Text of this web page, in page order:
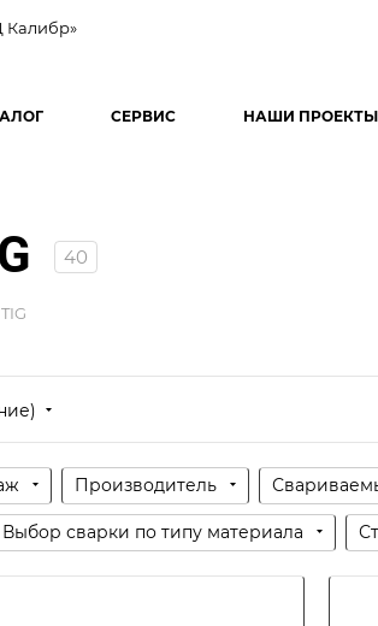
Калибр»
СЕРВИС НАШИ ПРОЕКТЫ
40
Производитель
Выбор сварки по типу материала